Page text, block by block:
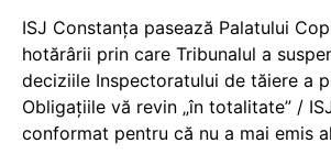
ISJ Constanța pasează Palatului
hotărârii prin care Tribunalul a
deciziile Inspectoratului de tăiere a
Obligațiile vă revin „în totalitate” /
conformat pentru că nu a mai emis